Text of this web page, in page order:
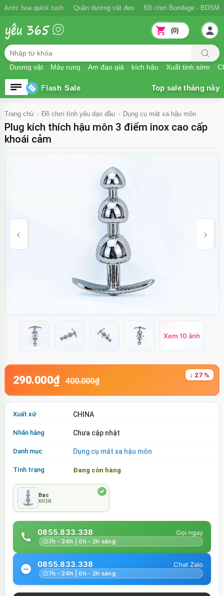
Nước hoa quick rush Quần dương vật đeo Đồ chơi Bondage - BDSM
Dương vật Máy rung Âm đạo giả kích hậu Xuất tinh sớm
(0)
Flash Sale
Trang chủ Đồ chơi tình yêu dạo đầu Dụng cụ mát xa hậu môn
Plug kích thích hậu môn 3 điểm inox cao cấp
khoái cảm
Xem 10 ảnh
290.000₫ 400.000₫
↓ 27 %
Xuất xứ CHINA
Nhãn hàng Chưa cập nhật
Danh mục Dụng cụ mát xa hậu môn
Tình trạng Đang còn hàng
Bạc
KH3N
0855.833.338
7h - 24h | 0h - 2h sáng
0855.833.338
7h - 24h | 0h - 2h sáng